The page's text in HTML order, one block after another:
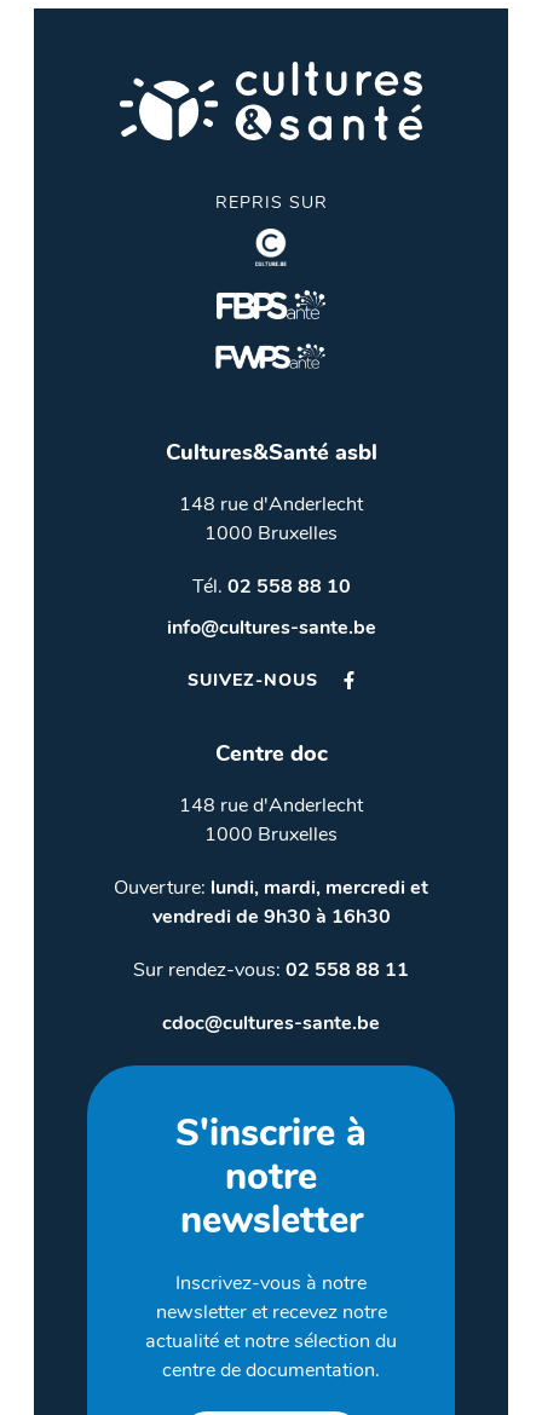
REPRIS SUR
Cultures&Santé asbl
148 rue d'Anderlecht
1000 Bruxelles
Tél. 02 558 88 10
info@cultures-sante.be
SUIVEZ-NOUS
Centre doc
148 rue d'Anderlecht
1000 Bruxelles
Ouverture: lundi, mardi, mercredi et
vendredi de 9h30 à 16h30
Sur rendez-vous: 02 558 88 11
cdoc@cultures-sante.be
S'inscrire à
notre
newsletter
Inscrivez-vous à notre
newsletter et recevez notre
actualité et notre sélection du
centre de documentation.